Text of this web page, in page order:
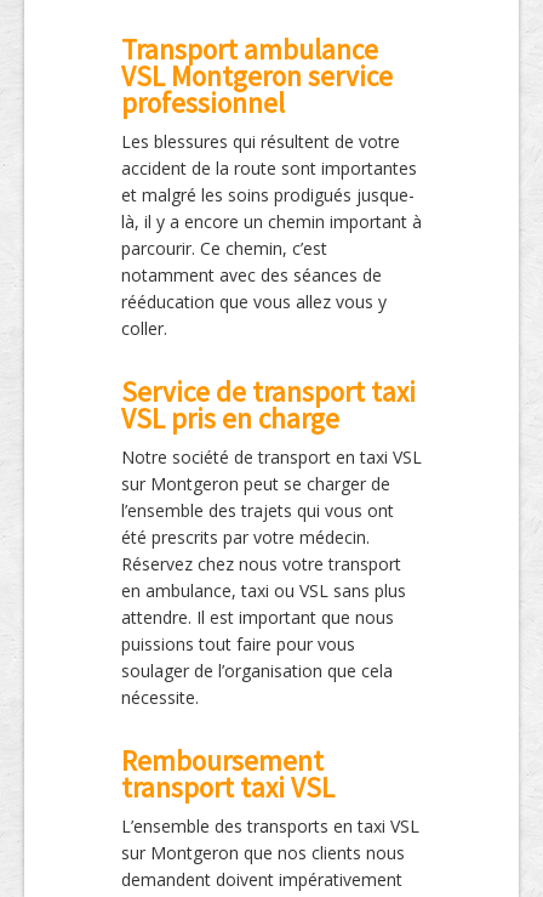
Transport ambulance
VSL Montgeron service
professionnel
Les blessures qui résultent de votre
accident de la route sont importantes
et malgré les soins prodigués jusque-
là, il y a encore un chemin important à
parcourir. Ce chemin, c’est
notamment avec des séances de
rééducation que vous allez vous y
coller.
Service de transport taxi
VSL pris en charge
Notre société de transport en taxi VSL
sur Montgeron peut se charger de
l’ensemble des trajets qui vous ont
été prescrits par votre médecin.
Réservez chez nous votre transport
en ambulance, taxi ou VSL sans plus
attendre. Il est important que nous
puissions tout faire pour vous
soulager de l’organisation que cela
nécessite.
Remboursement
transport taxi VSL
L’ensemble des transports en taxi VSL
sur Montgeron que nos clients nous
demandent doivent impérativement